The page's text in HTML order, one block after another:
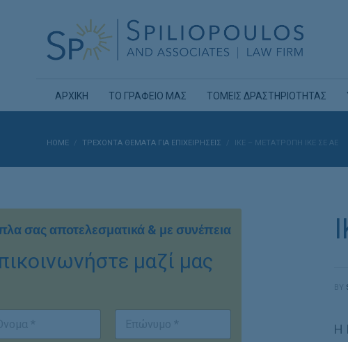
ΑΡΧΙΚΗ ΤΟ ΓΡΑΦΕΙΟ ΜΑΣ ΤΟΜΕΙΣ ΔΡΑΣΤΗΡΙΟΤΗΤΑΣ
HOME ΤΡΕΧΟΝΤΑ ΘΕΜΑΤΑ ΓΙΑ ΕΠΙΧΕΙΡΗΣΕΙΣ ΙΚΕ – ΜΕΤΑΤΡΟΠΗ ΙΚΕ ΣΕ ΑΕ
BY
Η
σας αποτελεσματικά & με συνέπεια
μαζί μας